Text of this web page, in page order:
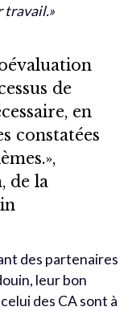
travail.»
de
en
constatées
de la
des partenaires
leur bon
des CA sont à